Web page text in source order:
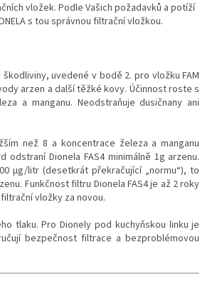
vložek. Podle Vašich požadavků a potíží
s tou správnou filtrační vložkou.
škodliviny, uvedené v bodě 2. pro vložku FAM
arzen a další těžké kovy. Účinnost roste s
a manganu. Neodstraňuje dusičnany ani
než 8 a koncentrace železa a manganu
Dionela FAS4 minimálně 1g arzenu.
µg/litr (desetkrát překračující „normu“), to
Funkčnost filtru Dionela FAS4 je až 2 roky
vložky za novou.
tlaku. Pro Dionely pod kuchyňskou linku je
bezpečnost filtrace a bezproblémovou